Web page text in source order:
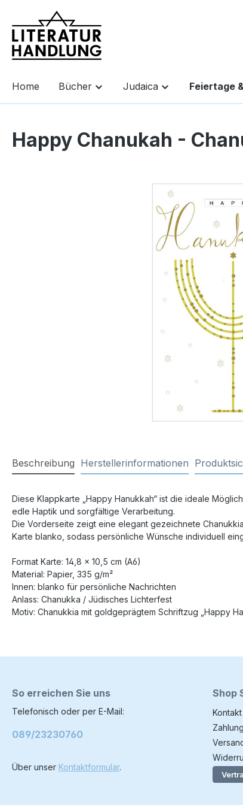
Zur Hauptnavigation springen
Home Bücher Judaica Feiertage
Happy Chanukah -
Beschreibung Herstellerinformationen
Diese Klappkarte „Happy Hanukkah“ ist die ideale
edle Haptik und sorgfältige Verarbeitung.
Die Vorderseite zeigt eine elegant gezeichnete
Karte blanko, sodass persönliche Wünsche individuell
Format Karte: 14,8 × 10,5 cm (A6)
Material: Papier, 335 g/m²
Innen: blanko für persönliche Nachrichten
Anlass: Chanukka / Jüdisches Lichterfest
Motiv: Chanukkia mit goldgeprägtem Schriftzug „Happy
So erreichen Sie uns
Telefonisch oder per E-Mail:
089/23230760
Über unser Kontaktformular.
Shop
Kontakt